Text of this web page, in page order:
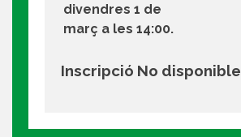
divendres 1 de
març a les 14:00.
Inscripció No disponible